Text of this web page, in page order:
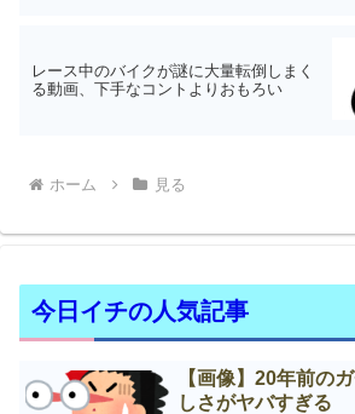
レース中のバイクが謎に大量転倒しまく
る動画、下手なコントよりおもろい
ホーム 見る
今日イチの人気記事
【画像】20年前の
しさがヤバすぎる